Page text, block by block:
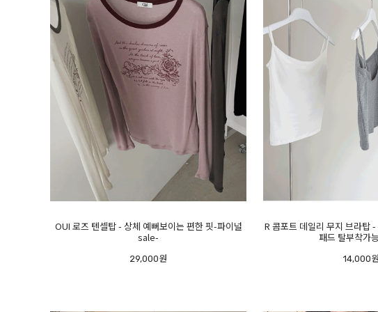
OUI 로즈 텐셀탑 - 상체 예뻐보이는 편한 핏-파이널
sale-
29,000원
R 콤포트 데일리 무지 브라탑
패드 탈부착가
14,000원